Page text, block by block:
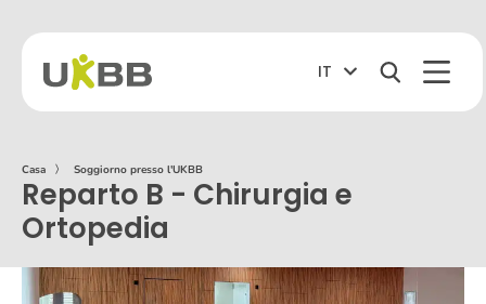
IT
Casa 〉 Soggiorno presso l'UKBB
Reparto B - Chirurgia e
Ortopedia